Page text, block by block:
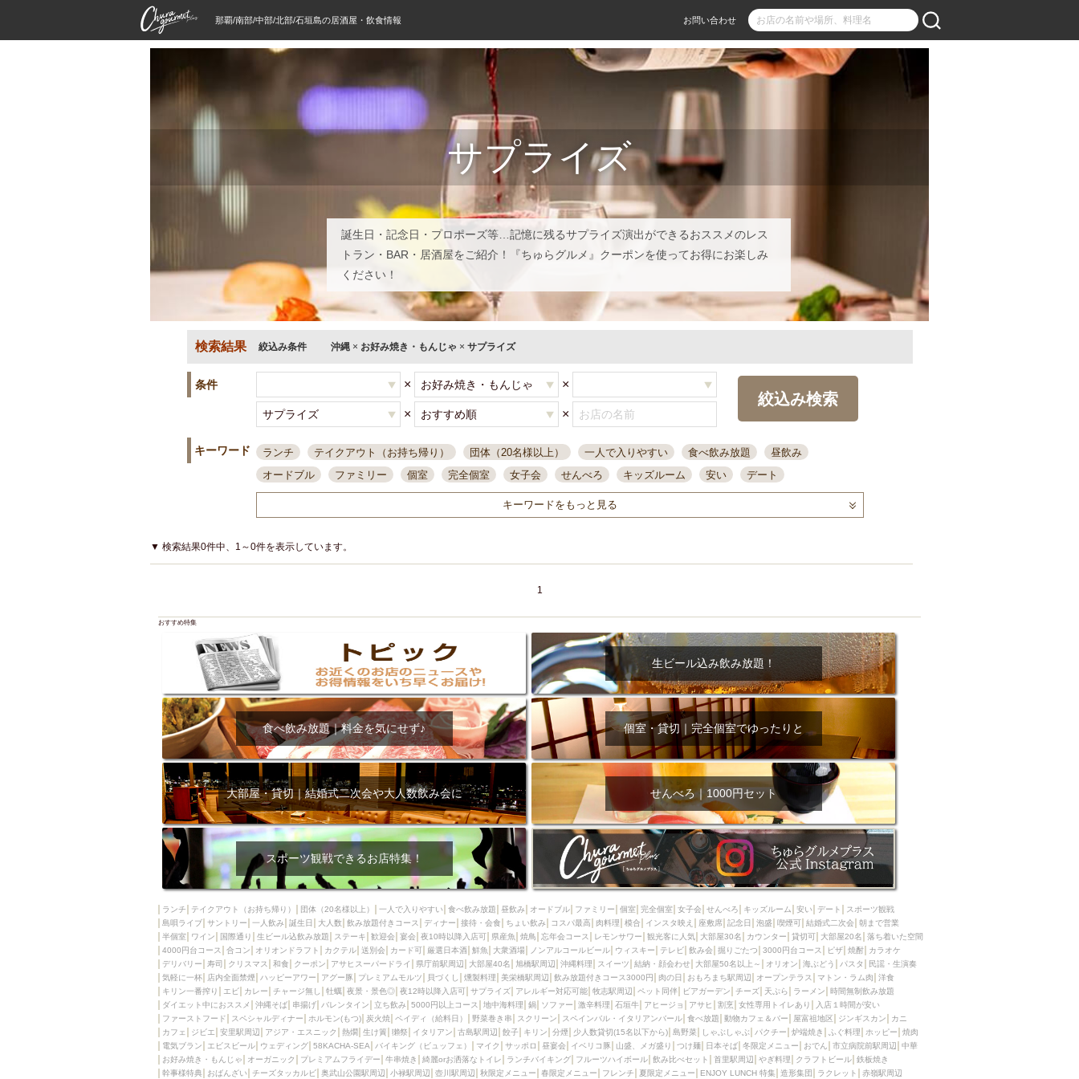
那覇/南部/中部/北部/石垣島の居酒屋・飲食情報 お問い合わせ
サプライズ
誕生日・記念日・プロポーズ等…記憶に残るサプライズ演出ができるおススメのレス
トラン・BAR・居酒屋をご紹介！『ちゅらグルメ』クーポンを使ってお得にお楽しみ
ください！
検索結果 絞込み条件 沖縄 × お好み焼き・もんじゃ × サプライズ
条件 × ×
× ×
絞込み検索
キーワード ランチ テイクアウト（お持ち帰り） 団体（20名様以上） 一人で入りやすい 食べ飲み放題
昼飲み
オードブル
ファミリー 個室 完全個室 女子会 せんべろ キッズルーム 安い
デート
一人飲み 誕生日 大人数
接待・会食
ちょい飲み コスパ最高 肉料理 模合 インスタ映え 座敷席 記念日 泡盛
喫煙可
結婚式二次会
夜10時以降入店可
県産魚 焼鳥 忘年会コース レモンサワー 観光客に人気 大部屋30名
カウンター
4000円台コース
デリバリー 寿司 クリスマス 和食
クーポン
アサヒスーパードライ
県庁前駅周辺 旭橋駅周辺 沖縄料理 スイーツ
結納・顔会わせ
大部屋50名以上～
オリオン 海ぶどう 民謡・生演奏 気軽に一杯
店内全面禁煙
ハッピーアワー
アグー豚 プレミアムモルツ 貝づくし 燻製料理
美栄橋駅周辺
飲み放題付きコース3000円
肉の日 おもろまち駅周辺 オープンテラス マトン・ラム肉
洋食
キリン一番搾り
エビ カレー チャージ無し 牡蠣 夜景・景色◎ 夜12時以降入店可
サプライズ
アレルギー対応可能
牧志駅周辺 ペット同伴 ビアガーデン 天ぷら
時間無制飲み放題
ダイエット中におススメ
沖縄そば 串揚げ バレンタイン 立ち飲み 5000円以上コース 地中海料理
鍋
ソファー
激辛料理 石垣牛 アヒージョ アサヒ 割烹 女性専用トイレあり
入店１時間が安い
ファーストフード
スペシャルディナー ホルモン(もつ) 炭火焼 ペイディ（給料日）
野菜巻き串
スクリーン
スペインバル・イタリアンバール 食べ放題 動物カフェ＆バー 屋富祖地区
ジンギスカン
カニ
カフェ ジビエ 安里駅周辺 アジア・エスニック 熱燗 生け簀 獺祭 イタリアン
古島駅周辺
分煙 少人数貸切(15名以下から) しゃぶしゃぶ パクチー 炉端焼き
ふぐ料理
ホッピー
焼肉 電気ブラン エビスビール ウェディング 58KACHA-SEA
バイキング（ビュッフェ）
マイク
サッポロ 昼宴会 イベリコ豚 山盛、メガ盛り つけ麺 日本そば 冬限定メニュー
おでん
市立病院前駅周辺
中華 お好み焼き・もんじゃ オーガニック プレミアムフライデー
牛串焼き
綺麗orお洒落なトイレ
ランチバイキング フルーツハイボール 飲み比べセット 首里駅周辺
やぎ料理
クラフトビール
鉄板焼き 幹事様特典 おばんざい チーズタッカルビ 奥武山公園駅周辺
小禄駅周辺
壺川駅周辺
秋限定メニュー 春限定メニュー フレンチ 夏限定メニュー ENJOY LUNCH 特集
造形集団
ラクレット
赤嶺駅周辺 シードル 那覇空港駅周辺 儀保駅周辺
キーワードをもっと見る
▼ 検索結果0件中、1～0件を表示しています。
1
おすすめ特集
生ビール込み飲み放題！
食べ飲み放題｜料金を気にせず♪ 個室・貸切｜完全個室でゆったりと
大部屋・貸切｜結婚式二次会や大人数飲み会に せんべろ｜1000円セット
スポーツ観戦できるお店特集！
ランチ テイクアウト（お持ち帰り） 団体（20名様以上） 一人で入りやすい 食べ飲み放題 昼飲み オードブル ファミリー 個室 完全個室 女子会 せんべろ キッズルーム 安い デート
スポーツ観戦
島唄ライブ サントリー 一人飲み 誕生日 大人数 飲み放題付きコース ディナー 接待・会食 ちょい飲み コスパ最高 肉料理 模合 インスタ映え 座敷席 記念日 泡盛 喫煙可 結婚式二次会 朝まで営業
半個室
ワイン 国際通り 生ビール込飲み放題 ステーキ 歓迎会 宴会 夜10時以降入店可 県産魚 焼鳥 忘年会コース レモンサワー 観光客に人気 大部屋30名 カウンター 貸切可 大部屋20名
落ち着いた空間
4000円台コース
合コン オリオンドラフト カクテル 送別会 カード可 厳選日本酒 鮮魚 大衆酒場 ノンアルコールビール ウィスキー テレビ 飲み会 掘りごたつ 3000円台コース ピザ 焼酎
カラオケ
デリバリー
寿司 クリスマス 和食 クーポン アサヒスーパードライ 県庁前駅周辺 大部屋40名 旭橋駅周辺 沖縄料理 スイーツ 結納・顔会わせ 大部屋50名以上～ オリオン 海ぶどう パスタ
民謡・生演奏
気軽に一杯
店内全面禁煙 ハッピーアワー アグー豚 プレミアムモルツ 貝づくし 燻製料理 美栄橋駅周辺 飲み放題付きコース3000円 肉の日 おもろまち駅周辺 オープンテラス マトン・ラム肉
洋食
キリン一番搾り
エビ カレー チャージ無し 牡蠣 夜景・景色◎ 夜12時以降入店可 サプライズ アレルギー対応可能 牧志駅周辺 ペット同伴 ビアガーデン チーズ 天ぷら ラーメン
時間無制飲み放題
ダイエット中におススメ
沖縄そば 串揚げ バレンタイン 立ち飲み 5000円以上コース 地中海料理 鍋 ソファー 激辛料理 石垣牛 アヒージョ アサヒ 割烹 女性専用トイレあり
入店１時間が安い
ファーストフード
スペシャルディナー ホルモン(もつ) 炭火焼 ペイディ（給料日） 野菜巻き串 スクリーン スペインバル・イタリアンバール 食べ放題 動物カフェ＆バー 屋富祖地区 ジンギスカン
カニ
カフェ
ジビエ 安里駅周辺 アジア・エスニック 熱燗 生け簀 獺祭 イタリアン 古島駅周辺 餃子 キリン 分煙 少人数貸切(15名以下から) 島野菜 しゃぶしゃぶ パクチー 炉端焼き ふぐ料理 ホッピー
焼肉
電気ブラン
エビスビール ウェディング 58KACHA-SEA バイキング（ビュッフェ） マイク サッポロ 昼宴会 イベリコ豚 山盛、メガ盛り つけ麺 日本そば 冬限定メニュー おでん 市立病院前駅周辺
中華
お好み焼き・もんじゃ
オーガニック プレミアムフライデー 牛串焼き 綺麗orお洒落なトイレ ランチバイキング フルーツハイボール 飲み比べセット 首里駅周辺 やぎ料理 クラフトビール 鉄板焼き
幹事様特典
おばんざい チーズタッカルビ 奥武山公園駅周辺 小禄駅周辺 壺川駅周辺 秋限定メニュー 春限定メニュー フレンチ 夏限定メニュー ENJOY LUNCH 特集 造形集団 ラクレット 赤嶺駅周辺